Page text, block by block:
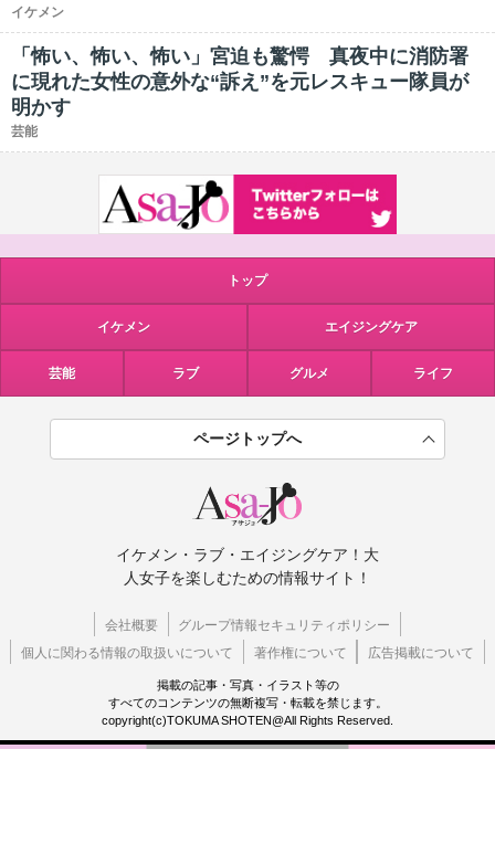
イケメン
「怖い、怖い、怖い」宮迫も驚愕 真夜中に消防署
に現れた女性の意外な“訴え”を元レスキュー隊員が
明かす
芸能
トップ
イケメン エイジングケア
芸能 ラブ グルメ ライフ
ページトップへ
イケメン・ラブ・エイジングケア！大
人女子を楽しむための情報サイト！
会社概要
グループ情報セキュリティポリシー
個人に関わる情報の取扱いについて
著作権について 広告掲載について
掲載の記事・写真・イラスト等の
すべてのコンテンツの無断複写・転載を禁じます。
copyright(c)TOKUMA SHOTEN@All Rights Reserved.